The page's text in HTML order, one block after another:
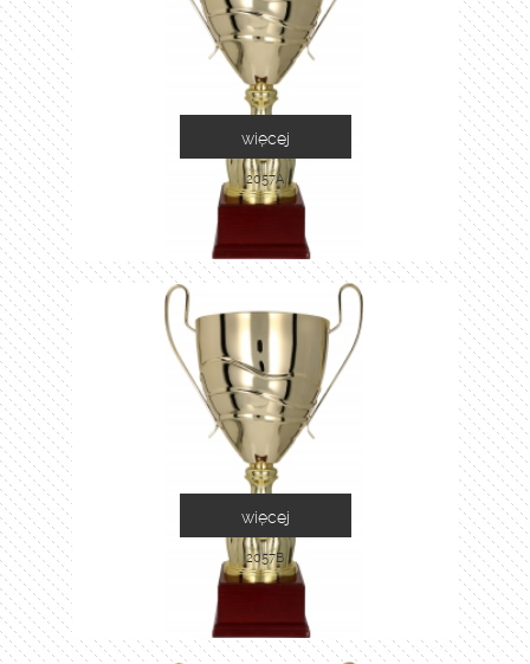
2057A
więcej
2057B
więcej